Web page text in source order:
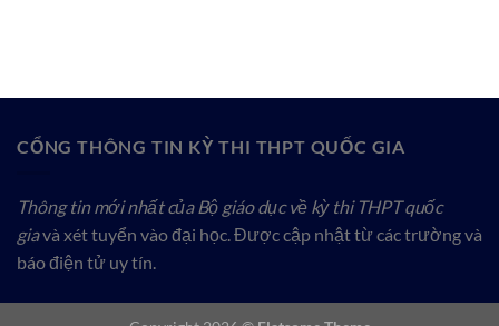
CỔNG THÔNG TIN KỲ THI THPT QUỐC GIA
Thông tin mới nhất của Bộ giáo dục về kỳ thi THPT quốc
giavà xét tuyển vào đại học. Được cập nhật từ các trường và
báo điện tử uy tín.